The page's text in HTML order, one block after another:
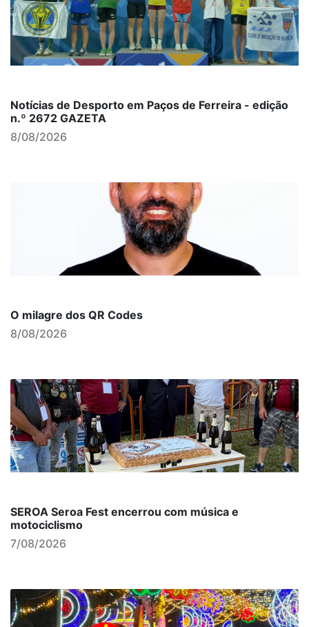
Notícias de Desporto em Paços de Ferreira - edição
n.º 2672 GAZETA
8/08/2026
O milagre dos QR Codes
8/08/2026
SEROA Seroa Fest encerrou com música e
motociclismo
7/08/2026